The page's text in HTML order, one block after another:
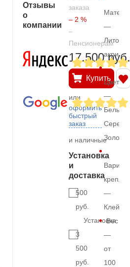
Отзывы
о
компании
заказа
– 2 %
–
Пенсионерам
17.500 руб.
Купить
или
оформить
быстрый
заказ
и наличные
Установка
и
доставка
500
руб.
Установка
3
500
руб.
—
Литой
акрил
Цвет
—
Белый,
Золото
—
Клей
Вес
—
от
100